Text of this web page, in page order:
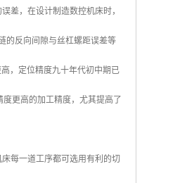
差，在设计制造数控机床时，
的反向间隙与丝杠螺距误差等
，定位精度九十年代初中期已
更高的加工精度，尤其提高了
每一道工序都可选用有利的切